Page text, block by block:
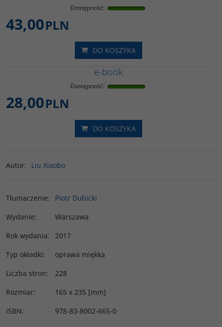
Dostępność:
43,00PLN
DO KOSZYKA
e-book
Dostępność:
28,00PLN
DO KOSZYKA
Autor: Liu Xiaobo
Tłumaczenie:
Piotr Dubicki
Wydanie:
Warszawa
Rok wydania:
2017
Typ okładki:
oprawa miękka
Liczba stron:
228
Rozmiar:
165 x 235 [mm]
ISBN: 978-83-8002-665-0